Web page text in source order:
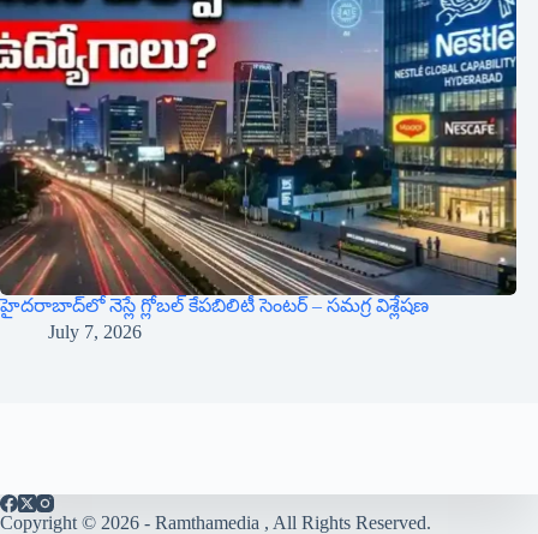
హైదరాబాద్‌లో నెస్లే గ్లోబల్ కేపబిలిటీ సెంటర్ – సమగ్ర విశ్లేషణ
July 7, 2026
Copyright © 2026 - Ramthamedia , All Rights Reserved.